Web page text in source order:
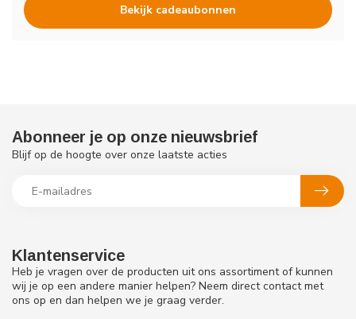
Bekijk cadeaubonnen
Klantenservice
Heb je vragen over de producten uit ons assortiment of kunnen
wij je op een andere manier helpen? Neem direct contact met
ons op en dan helpen we je graag verder.
Abonneer je op onze nieuwsbrief
Blijf op de hoogte over onze laatste acties